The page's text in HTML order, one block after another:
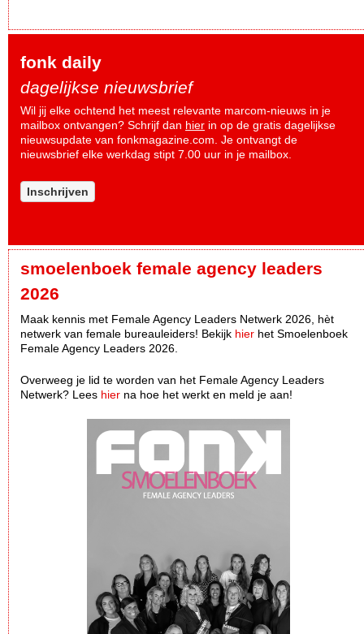
fonk daily
dagelijkse nieuwsbrief
Wil jij elke ochtend het meest relevante marcom-nieuws in je
mailbox ontvangen? Schrijf dan hier in op de gratis dagelijkse
nieuwsupdate van fonkmagazine.com. Je ontvangt de
nieuwsbrief elke werkdag stipt 7.00 uur in je mailbox.
Inschrijven
smoelenboek female agency leaders
2026
Maak kennis met Female Agency Leaders Netwerk 2026, hèt
netwerk van female bureauleiders! Bekijk hier het Smoelenboek
Female Agency Leaders 2026.
Overweeg je lid te worden van het Female Agency Leaders
Netwerk? Lees hier na hoe het werkt en meld je aan!